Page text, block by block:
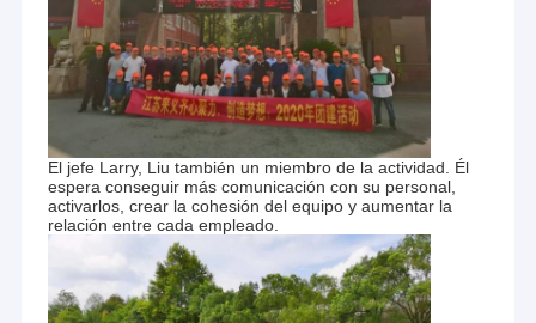
El jefe Larry, Liu también un miembro de la actividad. Él
espera conseguir más comunicación con su personal,
activarlos, crear la cohesión del equipo y aumentar la
relación entre cada empleado.